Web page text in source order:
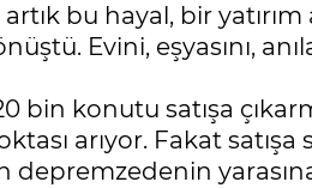
bu hayal, bir yatırım
Evini, eşyasını,
bin konutu satışa
arıyor. Fakat
depremzedenin